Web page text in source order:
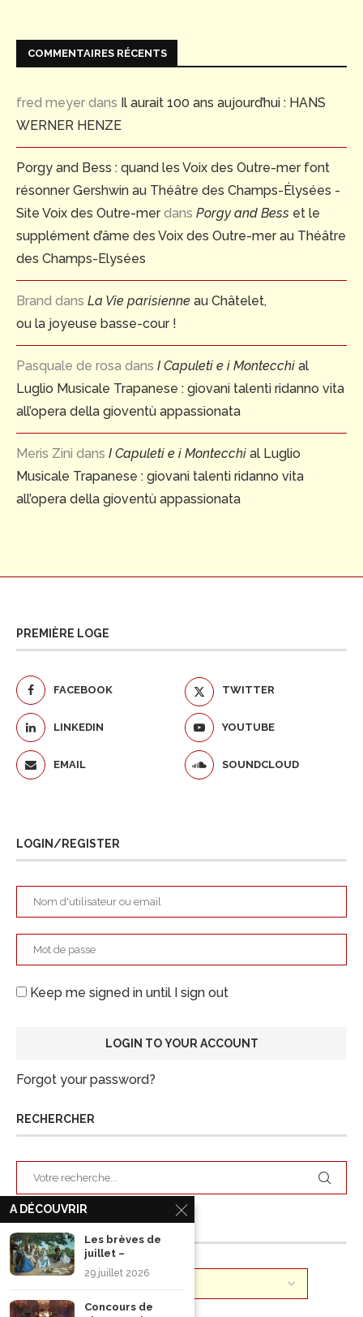
COMMENTAIRES RÉCENTS
fred meyer dans Il aurait 100 ans aujourd’hui : HANS
WERNER HENZE
Porgy and Bess : quand les Voix des Outre-mer font
résonner Gershwin au Théâtre des Champs-Élysées -
Site Voix des Outre-merdans Porgy and Bess et le
supplément d’âme des Voix des Outre-mer au Théâtre
des Champs-Elysées
Brand dans La Vie parisienne au Châtelet,
ou la joyeuse basse-cour !
Pasquale de rosa dans I Capuleti e i Montecchi al
Luglio Musicale Trapanese : giovani talenti ridanno vita
all’opera della gioventù appassionata
Meris Zini dans I Capuleti e i Montecchi al Luglio
Musicale Trapanese : giovani talenti ridanno vita
all’opera della gioventù appassionata
PREMIÈRE LOGE
FACEBOOK TWITTER
LINKEDIN YOUTUBE
EMAIL SOUNDCLOUD
LOGIN/REGISTER
Keep me signed in until I sign out
Forgot your password?
RECHERCHER
ARCHIVES
A DÉCOUVRIR
Les brèves de
juillet –
29 juillet 2026
Concours de